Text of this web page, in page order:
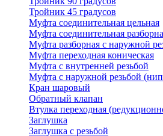
Тройник 45 градусов
Муфта соединительная цельная
Муфта соединительная
Муфта разборная с наружной
Муфта переходная коническая
Муфта с внутренней резьбой
Муфта с наружной резьбой
Кран шаровый
Обратный клапан
Втулка переходная
Заглушка
Заглушка с резьбой